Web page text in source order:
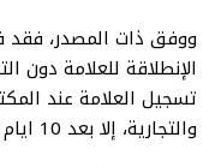
ووفق ذات المصدر، فقد
الإنطلاقة للعلامة دون
تسجيل العلامة عند
والتجارية، إلا بعد 10 ايام قبل الحدث.